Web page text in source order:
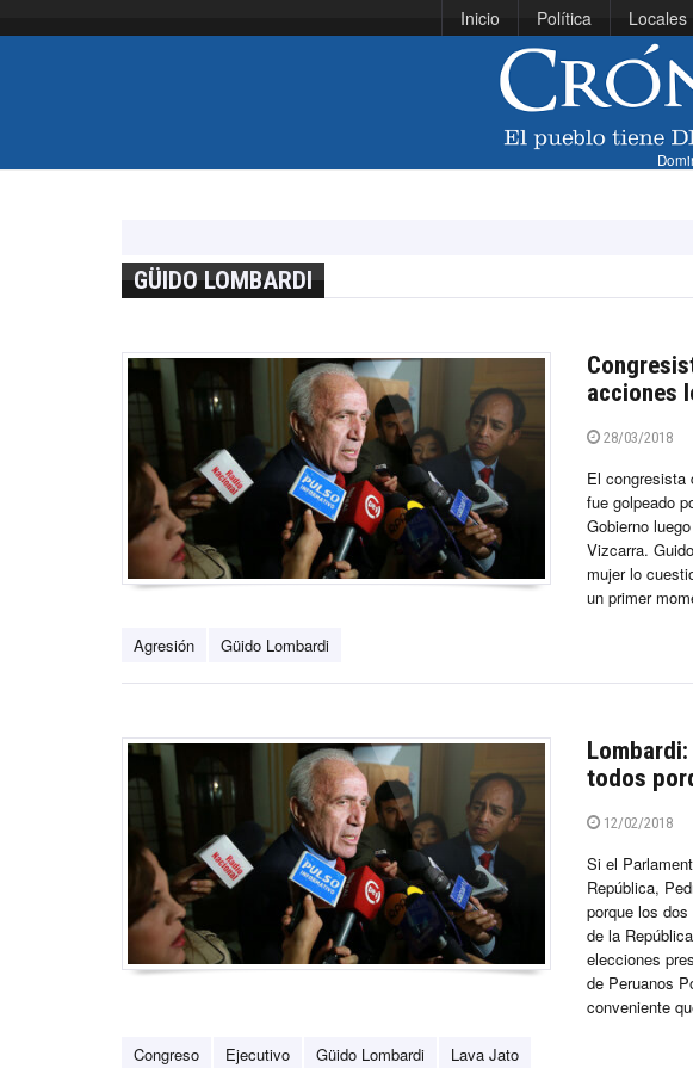
Inicio Política Locales
GÜIDO LOMBARDI
acciones
28/03/2018
El congresista
fue golpeado
Gobierno
Vizcarra.
mujer lo
un primer
Agresión Güido Lombardi
Lombardi:
todos
12/02/2018
Si el
República,
porque los
de la
elecciones
de Peruanos
conveniente
Congreso Ejecutivo Güido Lombardi Lava Jato